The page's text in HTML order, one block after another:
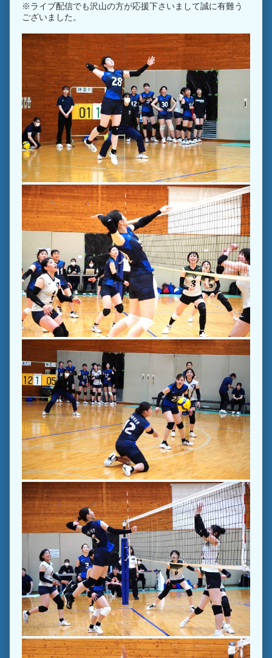
※ライブ配信でも沢山の方が応援下さいまして誠に有難う
ございました。